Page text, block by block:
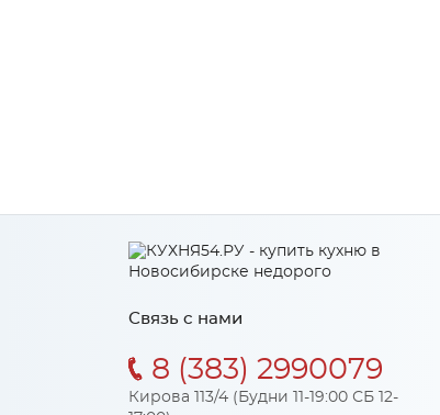
Связь с нами
8 (383) 2990079
Кирова 113/4 (Будни 11-19:00 СБ 12-